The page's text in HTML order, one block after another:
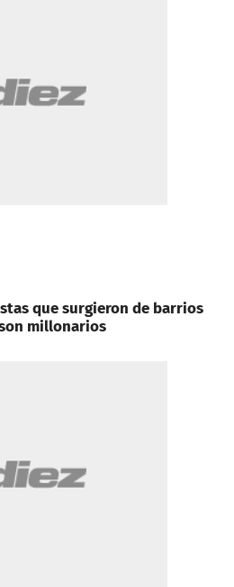
que surgieron de barrios
millonarios